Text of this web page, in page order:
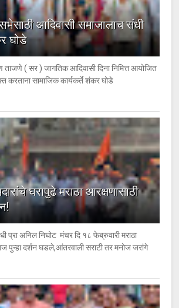
आदिवासी समाजालाच संधी
घोडे
ताजणे ( सर ) जागतिक आदिवासी दिना निमित्त आयोजित
करताना सामाजिक कार्यकर्ते शंकर घोडे
घरापुढे मराठा आरक्षणासाठी
प्रा अनिल निघोट मंचर दि १८ फेब्रुवारी मराठा
पुन्हा दर्शन घडले,आंतरवाली सराटी तर मनोज जरांगे